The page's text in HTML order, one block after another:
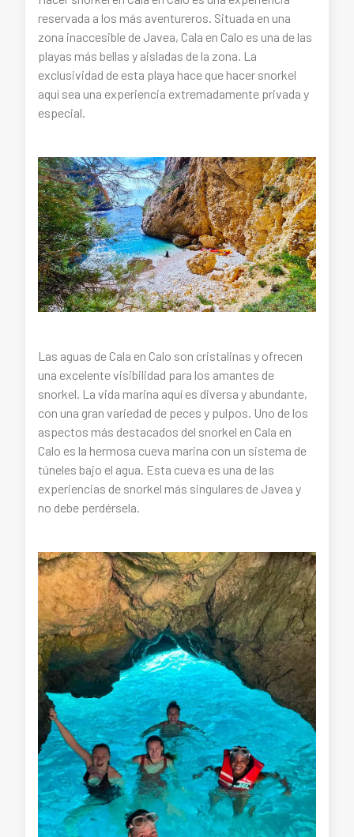
reservada a los más aventureros. Situada en una
zona inaccesible de Javea, Cala en Calo es una de las
playas más bellas y aisladas de la zona. La
exclusividad de esta playa hace que hacer snorkel
aquí sea una experiencia extremadamente privada y
especial.
Las aguas de Cala en Calo son cristalinas y ofrecen
una excelente visibilidad para los amantes de
snorkel. La vida marina aquí es diversa y abundante,
con una gran variedad de peces y pulpos. Uno de los
aspectos más destacados del snorkel en Cala en
Calo es la hermosa cueva marina con un sistema de
túneles bajo el agua. Esta cueva es una de las
experiencias de snorkel más singulares de Javea y
no debe perdérsela.